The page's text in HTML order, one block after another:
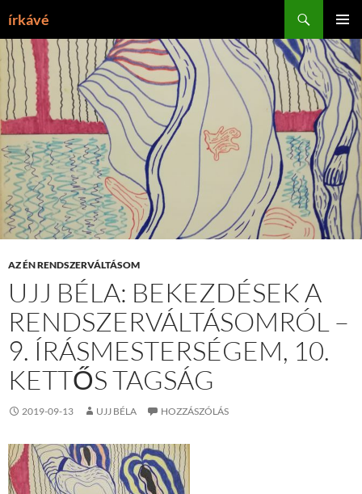
írkávé
MENÜ
AZ ÉN RENDSZERVÁLTÁSOM
UJJ BÉLA: BEKEZDÉSEK A
RENDSZERVÁLTÁSOMRÓL –
9. ÍRÁSMESTERSÉGEM, 10.
KETTŐS TAGSÁG
2019-09-13 UJJ BÉLA HOZZÁSZÓLÁS